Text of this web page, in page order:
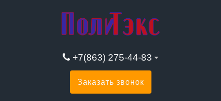
+7(863) 275-44-83
Заказать звонок